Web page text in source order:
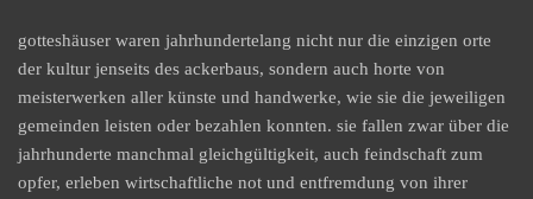
gotteshäuser waren jahrhundertelang nicht nur die einzigen orte
der kultur jenseits des ackerbaus, sondern auch horte von
meisterwerken aller künste und handwerke, wie sie die jeweiligen
gemeinden leisten oder bezahlen konnten. sie fallen zwar über die
jahrhunderte manchmal gleichgültigkeit, auch feindschaft zum
opfer, erleben wirtschaftliche not und entfremdung von ihrer